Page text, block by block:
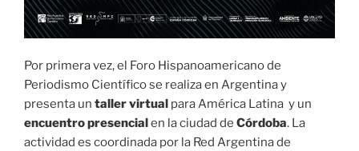
Por primera vez, el Foro Hispanoamericano de
Periodismo Científico se realiza en Argentina y
presenta un taller virtual para América Latina y un
encuentro presencialen la ciudad de Córdoba. La
actividad es coordinada por la Red Argentina de